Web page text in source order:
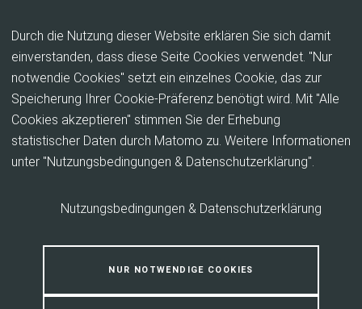
Durch die Nutzung dieser Website erklären Sie sich damit
einverstanden, dass diese Seite Cookies verwendet. "Nur
notwendie Cookies" setzt ein einzelnes Cookie, das zur
Speicherung Ihrer Cookie-Präferenz benötigt wird. Mit "Alle
Cookies akzeptieren" stimmen Sie der Erhebung
statistischer Daten durch Matomo zu. Weitere Informationen
unter "Nutzungsbedingungen & Datenschutzerklärung".
Nutzungsbedingungen & Datenschutzerklärung
NUR NOTWENDIGE COOKIES
Protokoll eines
Beratungsgesprächs
Anmeldung erforderlich
Bitte melden Sie sich an um die Funktionen dieser Seite zu